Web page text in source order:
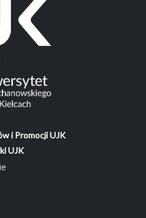
i Promocji UJK
UJK